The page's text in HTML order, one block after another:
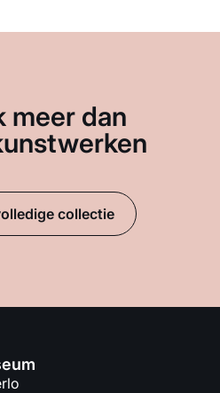
meer dan
collectie